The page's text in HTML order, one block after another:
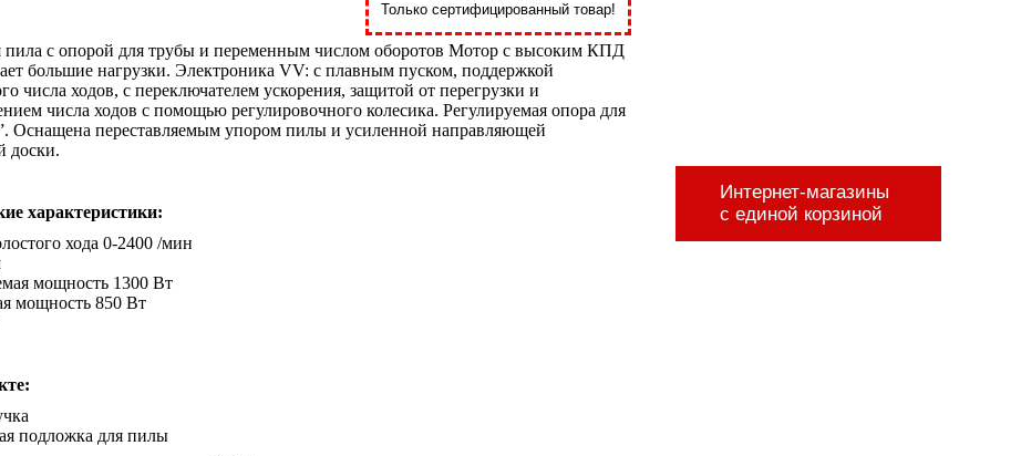
Только сертифицированный товар!
пила с опорой для трубы и переменным числом оборотов Мотор с высоким КПД
большие нагрузки. Электроника VV: с плавным пуском, поддержкой
числа ходов, с переключателем ускорения, защитой от перегрузки и
числа ходов с помощью регулировочного колесика. Регулируемая опора для
Оснащена переставляемым упором пилы и усиленной направляющей
доски.
характеристики:
хода 0-2400 /мин
мощность 1300 Вт
мощность 850 Вт
подложка для пилы
Интернет-магазины
с единой корзиной